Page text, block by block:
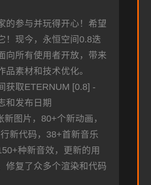
的参与并玩得开心！希望
！现今，永恒空间0.8迭
向所有使用者开放，带来
品素材和技术优化。
获取ETERNUM [0.8] -
和发布日期
新图片，80+个新动画，
新代码，38+首新音乐
种新音效，更新的用
修复了众多个渲染和代码